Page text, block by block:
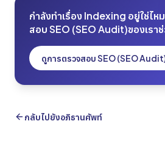
กำลังทำเรื่อง Indexing อยู่ใช่ไห
สอบ SEO (SEO Audit)ของเรา
ดูการตรวจสอบ SEO (SEO
กลับไปยังอภิธานศัพท์